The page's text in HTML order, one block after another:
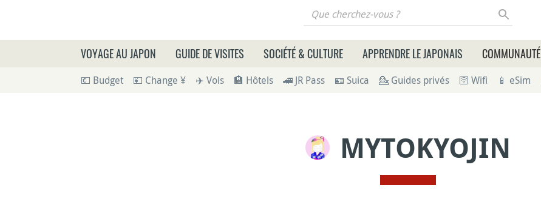
Que cherchez-vous ?
VOYAGE AU JAPON GUIDE DE VISITES SOCIÉTÉ & CULTURE APPRENDRE LE JAPONAIS COMMUNAUTÉ
💶 Budget 💴 Change ¥ ✈️ Vols 🏨 Hôtels 🚄 JR Pass 🪪 Suica 💁 Guides privés 🛜 Wifi 📱 eSim
MYTOKYOJIN